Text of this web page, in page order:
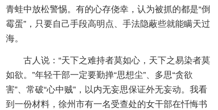
青蛙中放松警惕。有的心存侥幸，认为被抓的都是“倒
霉蛋”，只要自己手段高明点、手法隐蔽些就能瞒天过
海。
古人说：“天下之难持者莫如心，天下之易染者莫
如欲。”年轻干部一定要勤掸“思想尘”、多思“贪欲
害”、常破“心中贼”，以内无妄思保证外无妄动。我看
到一份材料，徐州市有一名受查处的女干部在忏悔书